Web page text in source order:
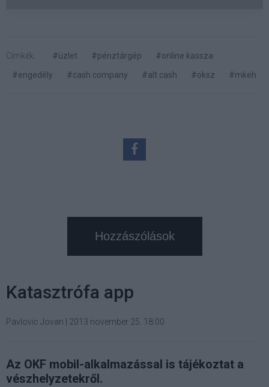
Címkék: #üzlet #pénztárgép
#online kassza
#engedély
#cash company #alt cash #oksz #mkeh
Hozzászólások
Katasztrófa app
Pavlovic Jovan 2013 november 25. 18:00
Az OKF mobil-alkalmazással is tájékoztat a
vészhelyzetekről.